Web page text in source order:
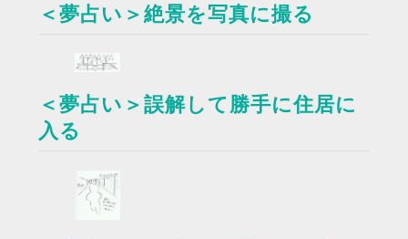
＜夢占い＞絶景を写真に撮る
＜夢占い＞誤解して勝手に住居に
入る